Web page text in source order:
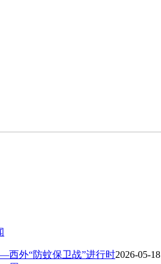
外“防蚊保卫战”进行时2026-05-18